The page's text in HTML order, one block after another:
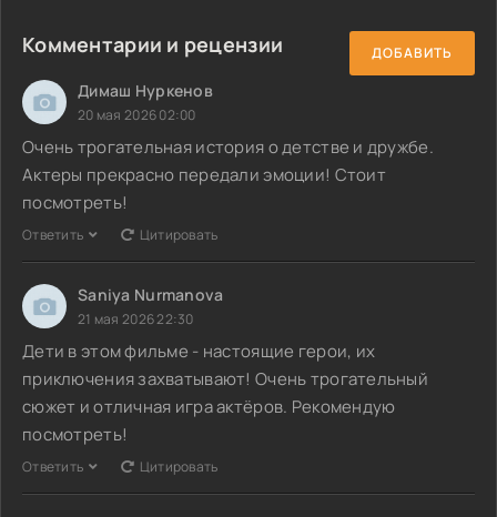
Комментарии и рецензии ДОБАВИТЬ
Димаш Нуркенов
20 мая 2026 02:00
Очень трогательная история о детстве и дружбе.
Актеры прекрасно передали эмоции! Стоит
посмотреть!
Ответить Цитировать
Saniya Nurmanova
21 мая 2026 22:30
Дети в этом фильме - настоящие герои, их
приключения захватывают! Очень трогательный
сюжет и отличная игра актёров. Рекомендую
посмотреть!
Ответить Цитировать